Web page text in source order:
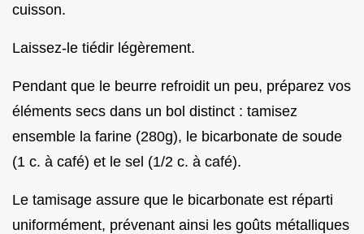
cuisson.
Laissez-le tiédir légèrement.
Pendant que le beurre refroidit un peu, préparez vos
éléments secs dans un bol distinct : tamisez
ensemble la farine (280g), le bicarbonate de soude
(1 c. à café) et le sel (1/2 c. à café).
Le tamisage assure que le bicarbonate est réparti
uniformément, prévenant ainsi les goûts métalliques